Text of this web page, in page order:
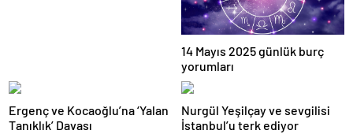
14 Mayıs 2025 günlük burç
yorumları
Ergenç ve Kocaoğlu’na ‘Yalan
Tanıklık’ Davası
Nurgül Yeşilçay ve sevgilisi
İstanbul’u terk ediyor